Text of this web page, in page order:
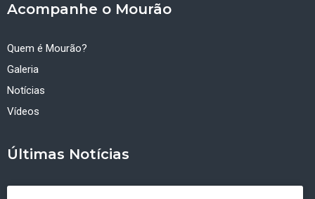
Acompanhe o Mourão
Quem é Mourão?
Galeria
Notícias
Vídeos
Últimas Notícias